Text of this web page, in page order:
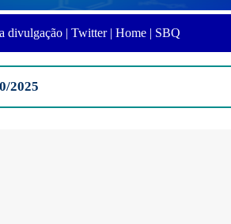
divulgação | Twitter | Home | SBQ
2025